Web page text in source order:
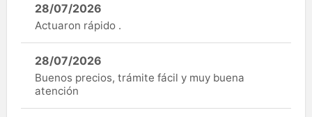
28/07/2026
Actuaron rápido .
28/07/2026
Buenos precios, trámite fácil y muy buena
atención